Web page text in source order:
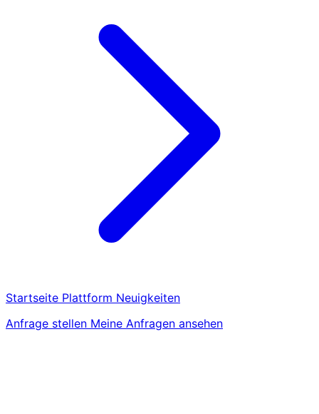
Startseite Plattform Neuigkeiten
Anfrage stellen Meine Anfragen ansehen